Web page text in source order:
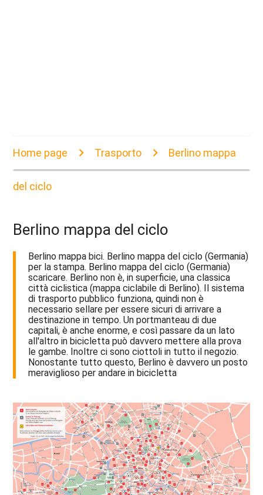
Home page Trasporto Berlino mappa
del ciclo
Berlino mappa del ciclo
Berlino mappa bici. Berlino mappa del ciclo (Germania)
per la stampa. Berlino mappa del ciclo (Germania)
scaricare. Berlino non è, in superficie, una classica
città ciclistica (mappa ciclabile di Berlino). Il sistema
di trasporto pubblico funziona, quindi non è
necessario sellare per essere sicuri di arrivare a
destinazione in tempo. Un portmanteau di due
capitali, è anche enorme, e così passare da un lato
all'altro in bicicletta può davvero mettere alla prova
le gambe. Inoltre ci sono ciottoli in tutto il negozio.
Nonostante tutto questo, Berlino è davvero un posto
meraviglioso per andare in bicicletta